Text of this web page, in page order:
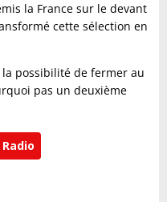
la France sur le devant
cette sélection en
possibilité de fermer au
pas un deuxième